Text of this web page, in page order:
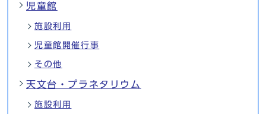
児童館
施設利用
児童館開催行事
その他
天文台・プラネタリウム
施設利用